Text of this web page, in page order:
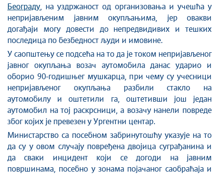
Београду , на уздржаност од организовања и учешћа у
непријављеним јавним окупљањима, јер овакви
догађаји могу довести до непредвидивих и тешких
последица по безбедност људи и имовине.
У саопштењу се подсећа на то да је током непријављеног
јавног окупљања возач аутомобила данас ударио и
оборио 90-годишњег мушкарца, при чему су учесници
непријављеног окупљања разбили стакло на
аутомобилу и оштетили га, оштетивши још један
аутомобил на тој раскрсници, а возачу нанели повреде
због којих је превезен у Ургентни центар.
Министарство са посебном забринутошћу указује на то
да су у овом случају повређена двојица суграђанина и
да сваки инцидент који се догоди на јавним
површинама, посебно у зонама појачаног саобраћаја и